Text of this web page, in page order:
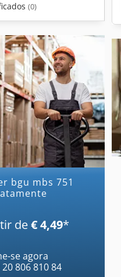
(0)
de€ 4,49*
se agora
20 806 810 84